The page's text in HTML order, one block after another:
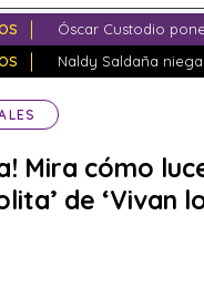
Óscar Custodio
Naldy Saldaña
Mira cómo
de ‘Vivan